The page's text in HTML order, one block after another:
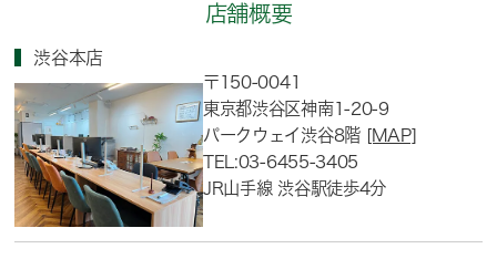
店舗概要
渋谷本店
〒150-0041
東京都渋谷区神南1-20-9
パークウェイ渋谷8階 [MAP]
TEL:03-6455-3405
JR山手線 渋谷駅徒歩4分